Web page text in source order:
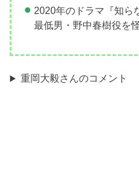
2020年のドラマ『知ら
最低男・野中春樹役を怪
重岡大毅さんのコメント